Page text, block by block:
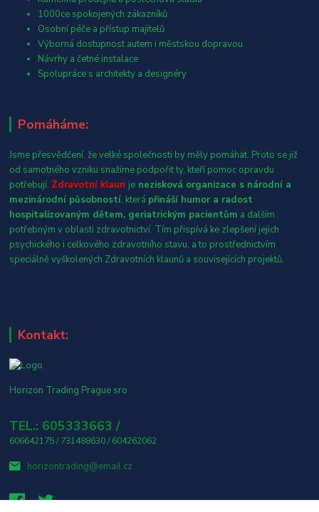
1000ce spokojených zákazníků
Osobní péče a přístup majitelů
Výborná dostupnost autem i městskou dopravou
Návrhy a četné instalace
Spolupráce s architekty a designéry
Pomáháme:
Jsme přesvědčení, že velké společnosti by měly pomáhat. Proto se již
od samotného vzniku snažíme podpořit ty, kteří pomoc opravdu
potřebují. Zdravotní klaun je nezisková organizace s národní a
mezinárodní působností, která přináší humor a radost
hospitalizovaným dětem, geriatrickým pacientům a dalším
potřebným v oblasti zdravotnictví. Tím přispívá ke zlepšení jejich
psychického i celkového zdravotního stavu, a to prostřednictvím
speciálně vyškolených Zdravotních klaunů a souvisejících projektů.
Kontakt:
Horizon Trading Prague sro
TEL.: 605333663 /
606642175 / 731488630 / 604262062
horizontrading@email.cz